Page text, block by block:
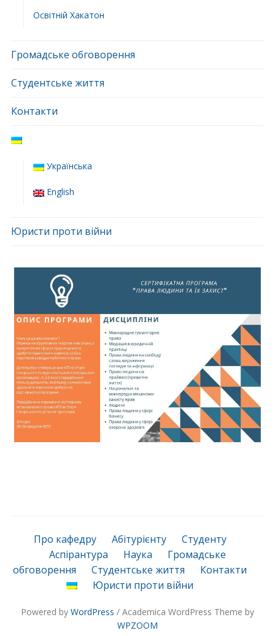
Освітній Хакатон
Громадське обговорення
Студентське життя
Контакти
Українська
English
Юристи проти війни
Про кафедру Абітурієнту
Студенту
Аспірантура
Наука
Громадське
обговорення
Студентське життя
Контакти
Юристи проти війни
Powered by WordPress / Academica WordPress Theme by
WPZOOM